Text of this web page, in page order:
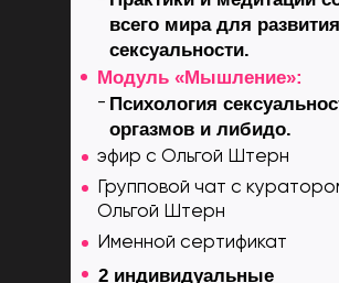
-
эфир с Ольгой Штерн
Именной сертификат
Групповой чат с
Ольгой Штерн
2 индивидуальные
всего мира для развития
сексуальности.
Модуль «Мышление»:
Психология
оргазмов и либидо.